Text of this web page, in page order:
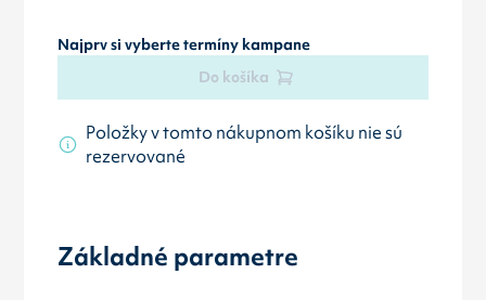
Najprv si vyberte termíny kampane
Do košíka
Položky v tomto nákupnom košíku nie sú
rezervované
Základné parametre